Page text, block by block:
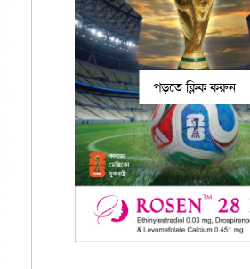
পড়তে ক্লিক করুন